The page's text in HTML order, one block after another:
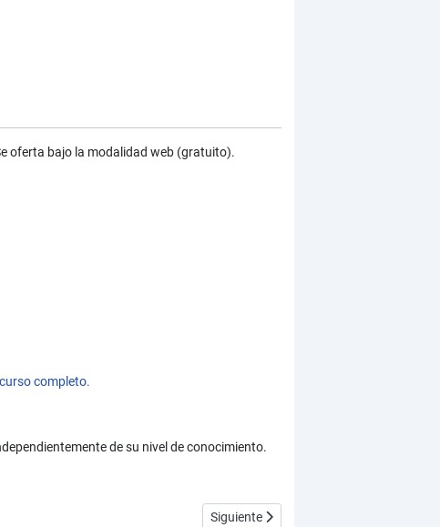
oferta bajo la modalidad web (gratuito).
completo.
de su nivel de conocimiento.
Artículo siguiente: Indice del tutorial
Siguiente